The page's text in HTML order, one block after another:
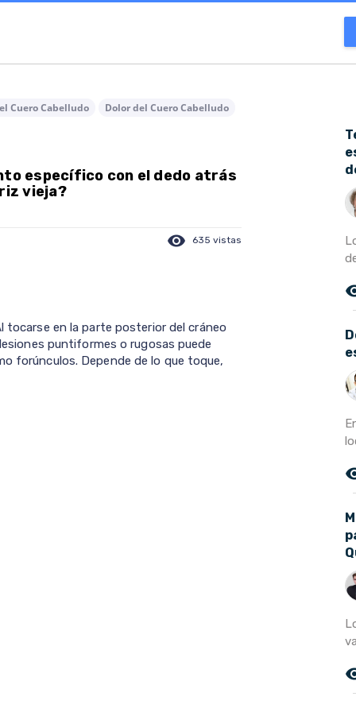
Cuero Cabelludo
Dolor del Cuero Cabelludo
específico con el dedo atrás
vieja?
visibility 635 vistas
tocarse en la parte posterior del cráneo
puntiformes o rugosas puede
forúnculos. Depende de lo que toque,